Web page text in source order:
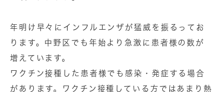
年明け早々にインフルエンザが猛威を振るってお
ります。中野区でも年始より急激に患者様の数が
増えています。
ワクチン接種した患者様でも感染・発症する場合
があります。ワクチン接種している方ではあまり熱